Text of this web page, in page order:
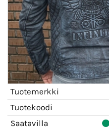
Tuotemerkki
Tuotekoodi
Saatavilla